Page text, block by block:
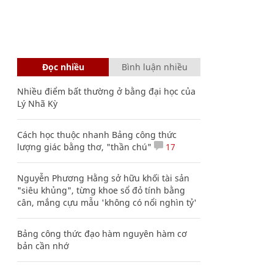
Đọc nhiều Bình luận nhiều
Nhiều điểm bất thường ở bằng đại học của
Lý Nhã Kỳ
Cách học thuộc nhanh Bảng công thức
lượng giác bằng thơ, "thần chú"
17
Nguyễn Phương Hằng sở hữu khối tài sản
"siêu khủng", từng khoe sổ đỏ tính bằng
cân, mắng cựu mẫu 'không có nổi nghìn tỷ'
Bảng công thức đạo hàm nguyên hàm cơ
bản cần nhớ